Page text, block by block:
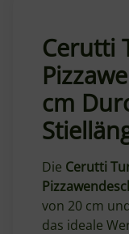
Cerutti
cm
Die Cerutti
von 20 cm
das ideale